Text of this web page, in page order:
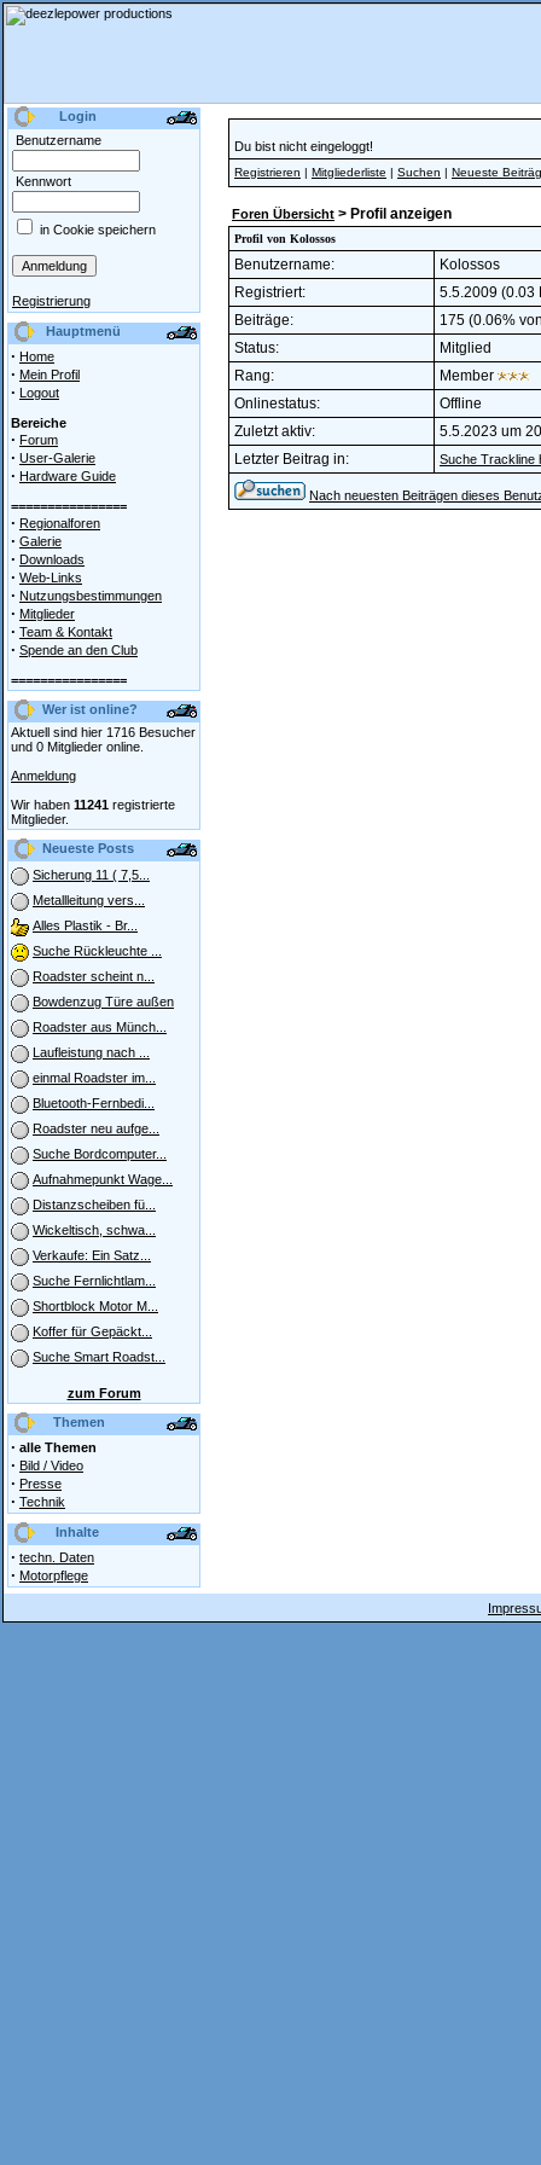
Login
Benutzername
Kennwort
in Cookie speichern
Registrierung
Hauptmenü
· Home
· Mein Profil
· Logout
Bereiche
· Forum
· User-Galerie
· Hardware Guide
================
· Regionalforen
· Galerie
· Downloads
· Web-Links
· Nutzungsbestimmungen
· Mitglieder
· Team & Kontakt
· Spende an den Club
================
Wer ist online?
Aktuell sind hier 1716 Besucher
und 0 Mitglieder online.
Anmeldung
Wir haben 11241 registrierte
Mitglieder.
Neueste Posts
Sicherung 11 ( 7,5...
Metallleitung vers...
Alles Plastik - Br...
Suche Rückleuchte ...
Roadster scheint n...
Bowdenzug Türe außen
Roadster aus Münch...
Laufleistung nach ...
einmal Roadster im...
Bluetooth-Fernbedi...
Roadster neu aufge...
Suche Bordcomputer...
Aufnahmepunkt Wage...
Distanzscheiben fü...
Wickeltisch, schwa...
Verkaufe: Ein Satz...
Suche Fernlichtlam...
Shortblock Motor M...
Koffer für Gepäckt...
Suche Smart Roadst...
zum Forum
Themen
· alle Themen
· Bild / Video
· Presse
· Technik
Inhalte
· techn. Daten
· Motorpflege
Du bist nicht eingeloggt!
Registrieren | Mitgliederliste | Suchen | Neueste
Foren Übersicht > Profil anzeigen
Profil von Kolossos
Benutzername:
Kolossos
Registriert:
5.5.2009 (0.03
Beiträge:
175 (0.06%
Status:
Mitglied
Rang:
Member
Onlinestatus:
Offline
Zuletzt aktiv:
5.5.2023 um
Letzter Beitrag in:
Suche Trackline
Nach neuesten Beiträgen dieses